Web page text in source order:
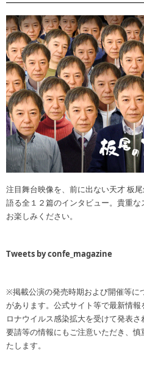
注目舞台映像を、前に出ない天才 板
語る全１２篇のインタビュー。貴重
お楽しみください。
Tweets by confe_magazine
※掲載公演の発売時期および開催等に
があります。公式サイト等で最新情
ロナウイルス感染拡大を受けて発表
要請等の情報にもご注意いただき、
たします。